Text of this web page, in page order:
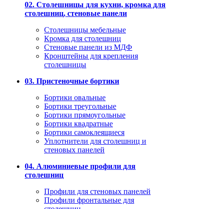
02. Столешницы для кухни, кромка для
столешниц, стеновые панели
Столешницы мебельные
Кромка для столешниц
Стеновые панели из МДФ
Кронштейны для крепления
столешницы
03. Пристеночные бортики
Бортики овальные
Бортики треугольные
Бортики прямоугольные
Бортики квадратные
Бортики самоклеящиеся
Уплотнители для столешниц и
стеновых панелей
04. Алюминиевые профили для
столешниц
Профили для стеновых панелей
Профили фронтальные для